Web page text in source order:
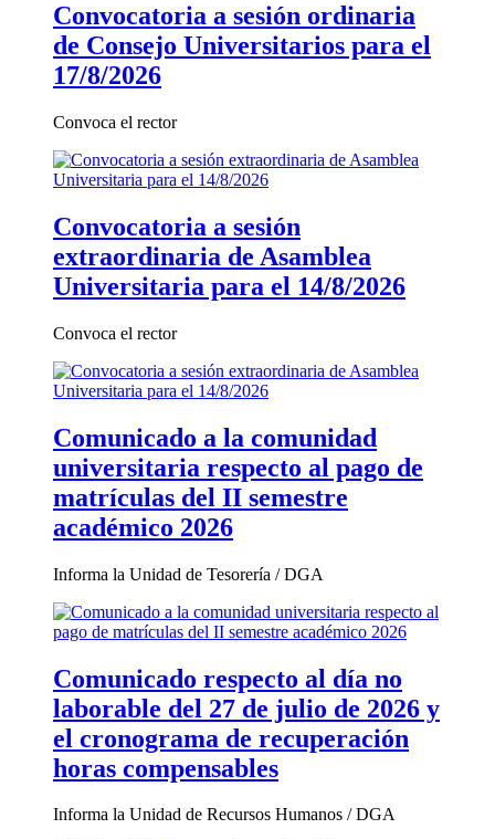
Convocatoria a sesión ordinaria
de Consejo Universitarios para el
17/8/2026
Convoca el rector
Convocatoria a sesión
extraordinaria de Asamblea
Universitaria para el 14/8/2026
Convoca el rector
Comunicado a la comunidad
universitaria respecto al pago de
matrículas del II semestre
académico 2026
Informa la Unidad de Tesorería / DGA
Comunicado respecto al día no
laborable del 27 de julio de 2026 y
el cronograma de recuperación
horas compensables
Informa la Unidad de Recursos Humanos / DGA